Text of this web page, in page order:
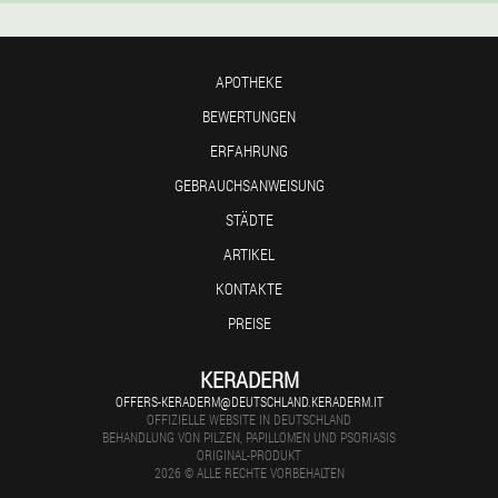
APOTHEKE
BEWERTUNGEN
ERFAHRUNG
GEBRAUCHSANWEISUNG
STÄDTE
ARTIKEL
KONTAKTE
PREISE
KERADERM
OFFERS-KERADERM@DEUTSCHLAND.KERADERM.IT
OFFIZIELLE WEBSITE IN DEUTSCHLAND
BEHANDLUNG VON PILZEN, PAPILLOMEN UND PSORIASIS
ORIGINAL-PRODUKT
2026 © ALLE RECHTE VORBEHALTEN